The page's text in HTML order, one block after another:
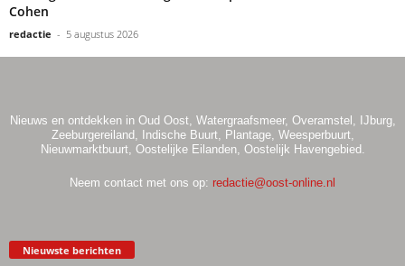
Cohen
redactie - 5 augustus 2026
Nieuws en ontdekken in Oud Oost, Watergraafsmeer, Overamstel, IJburg,
Zeeburgereiland, Indische Buurt, Plantage, Weesperbuurt,
Nieuwmarktbuurt, Oostelijke Eilanden, Oostelijk Havengebied.
Neem contact met ons op: redactie@oost-online.nl
Nieuwste berichten